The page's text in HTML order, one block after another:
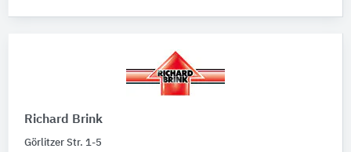
Richard Brink
Görlitzer Str. 1-5